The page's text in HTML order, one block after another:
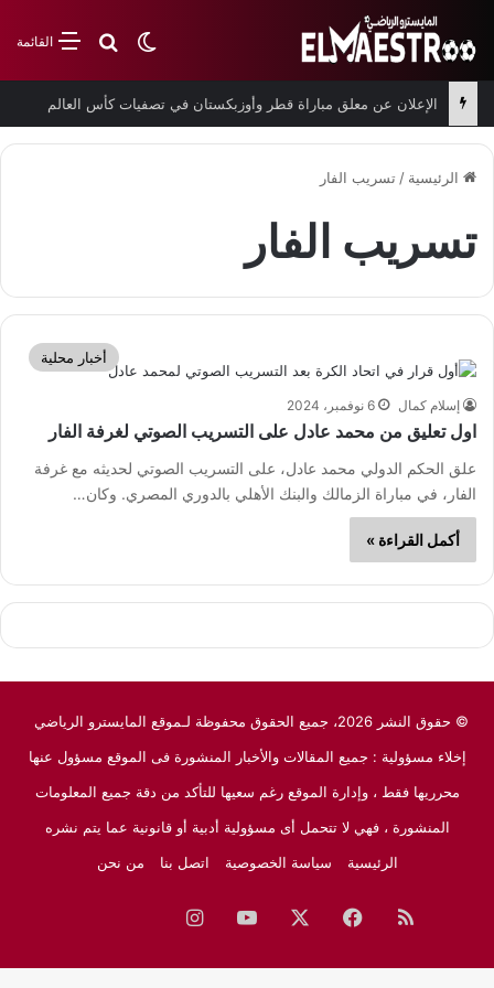
القائمةبحث عن
الوضع المظلم
الإعلان عن معلق مباراة قطر وأوزبكستان في تصفيات كأس العالم
الرئيسية / تسريب الفار
تسريب الفار
أخبار محلية
إسلام كمال 6 نوفمبر، 2024
اول تعليق من محمد عادل على التسريب الصوتي لغرفة الفار
علق الحكم الدولي محمد عادل، على التسريب الصوتي لحديثه مع غرفة
الفار، في مباراة الزمالك والبنك الأهلي بالدوري المصري. وكان…
أكمل القراءة »
© حقوق النشر 2026، جميع الحقوق محفوظة لـموقع المايسترو الرياضي
إخلاء مسؤولية : جميع المقالات والأخبار المنشورة فى الموقع مسؤول عنها
محرريها فقط ، وإدارة الموقع رغم سعيها للتأكد من دقة جميع المعلومات
المنشورة ، فهي لا تتحمل أى مسؤولية أدبية أو قانونية عما يتم نشره
الرئيسية
سياسة الخصوصية اتصل بنا من نحن
ملخص
الموقع
فيسبوك ‫YouTubeانستقرام
نيوز